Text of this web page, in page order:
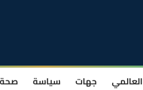
جهات سياسة صحة